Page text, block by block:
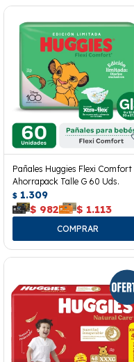
Pañales Huggies Flexi Comfort
Ahorrapack Talle G 60 Uds.
$ 1.309
$ 982 $ 1.113